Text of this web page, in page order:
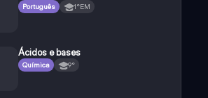
Português 1°EM
Ácidos e bases
Química 9°